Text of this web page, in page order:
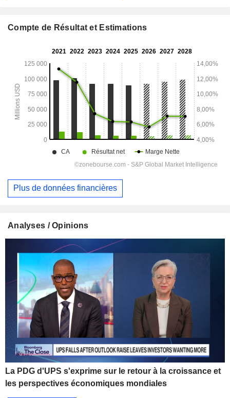
Compte de Résultat et Estimations
Plus de données financières
Analyses / Opinions
La PDG d'UPS s'exprime sur le retour à la croissance et
les perspectives économiques mondiales